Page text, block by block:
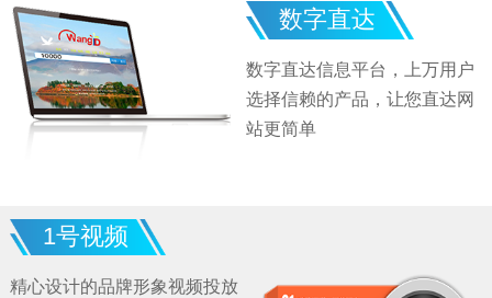
数字直达
数字直达信息平台，上万用户
选择信赖的产品，让您直达网
站更简单
1号视频
精心设计的品牌形象视频投放